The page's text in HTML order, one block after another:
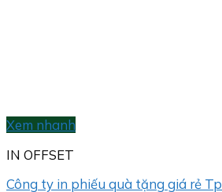
Xem nhanh
IN OFFSET
Công ty in phiếu quà tặng giá rẻ